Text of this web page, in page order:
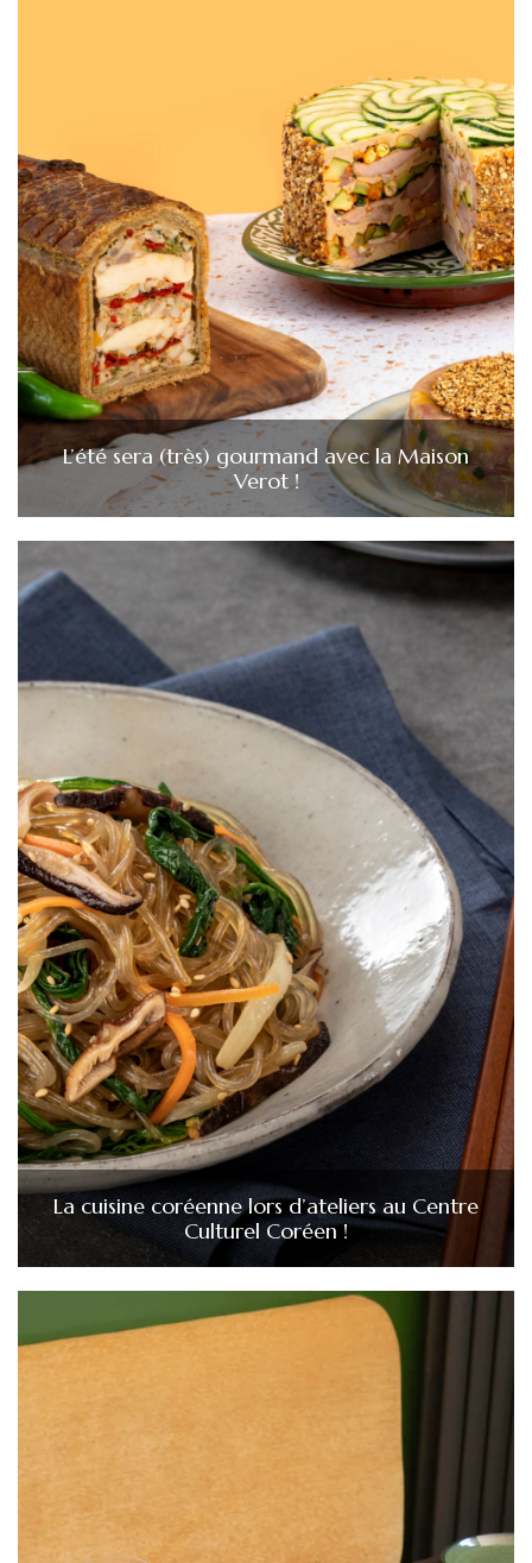
L’été sera (très) gourmand avec la Maison
Verot !
La cuisine coréenne lors d’ateliers au Centre
Culturel Coréen !